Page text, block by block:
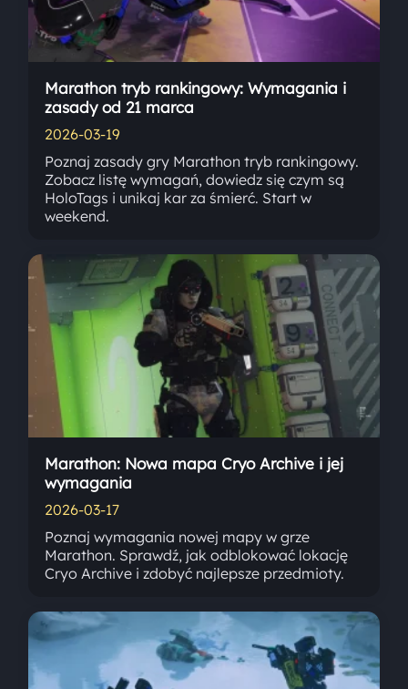
Marathon tryb rankingowy: Wymagania i
zasady od 21 marca
2026-03-19
Poznaj zasady gry Marathon tryb rankingowy.
Zobacz listę wymagań, dowiedz się czym są
HoloTags i unikaj kar za śmierć. Start w
weekend.
Marathon: Nowa mapa Cryo Archive i jej
wymagania
2026-03-17
Poznaj wymagania nowej mapy w grze
Marathon. Sprawdź, jak odblokować lokację
Cryo Archive i zdobyć najlepsze przedmioty.